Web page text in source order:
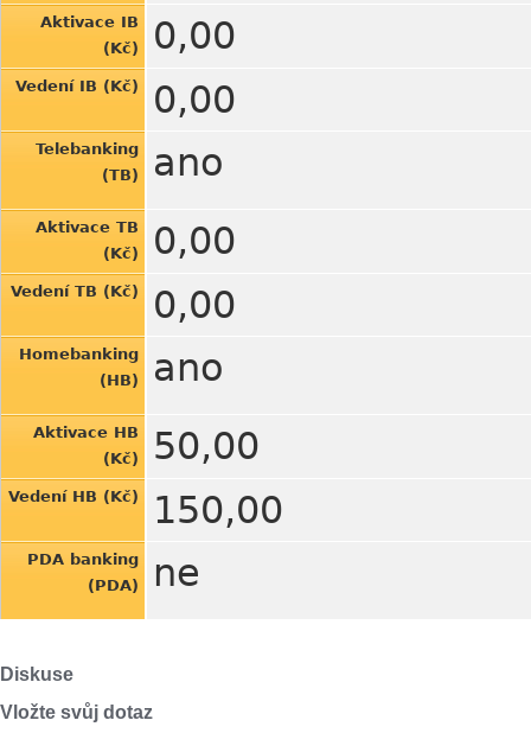
Aktivace IB
(Kč)
0,00
Vedení IB (Kč) 0,00
Telebanking
(TB)
ano
Aktivace TB
(Kč)
0,00
Vedení TB (Kč) 0,00
Homebanking
(HB)
ano
Aktivace HB
(Kč)
50,00
Vedení HB (Kč) 150,00
PDA banking
(PDA)
ne
Diskuse
Vložte svůj dotaz